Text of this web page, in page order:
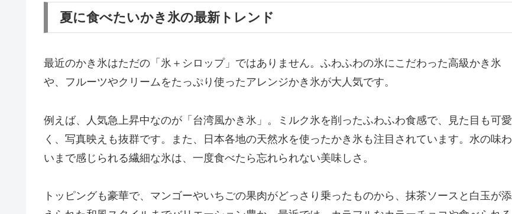
夏に食べたいかき氷の最新トレンド
最近のかき氷はただの「氷＋シロップ」ではありません。ふわふわの氷にこだわった高級かき氷
や、フルーツやクリームをたっぷり使ったアレンジかき氷が大人気です。
例えば、人気急上昇中なのが「台湾風かき氷」。ミルク氷を削ったふわふわ食感で、見た目も可愛
く、写真映えも抜群です。また、日本各地の天然水を使ったかき氷も注目されています。水の味わ
いまで感じられる繊細な氷は、一度食べたら忘れられない美味しさ。
トッピングも豪華で、マンゴーやいちごの果肉がどっさり乗ったものから、抹茶ソースと白玉が添